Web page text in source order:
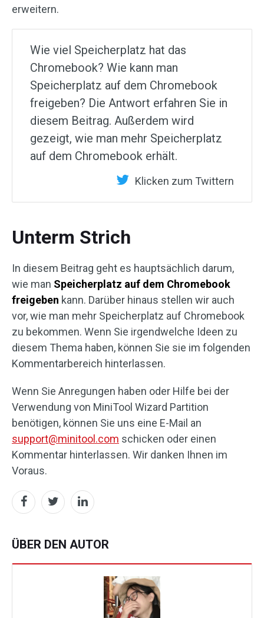
erweitern.
Wie viel Speicherplatz hat das
Chromebook? Wie kann man
Speicherplatz auf dem Chromebook
freigeben? Die Antwort erfahren Sie in
diesem Beitrag. Außerdem wird
gezeigt, wie man mehr Speicherplatz
auf dem Chromebook erhält.
Klicken zum Twittern
Unterm Strich
In diesem Beitrag geht es hauptsächlich darum,
wie man Speicherplatz auf dem Chromebook
freigeben kann. Darüber hinaus stellen wir auch
vor, wie man mehr Speicherplatz auf Chromebook
zu bekommen. Wenn Sie irgendwelche Ideen zu
diesem Thema haben, können Sie sie im folgenden
Kommentarbereich hinterlassen.
Wenn Sie Anregungen haben oder Hilfe bei der
Verwendung von MiniTool Wizard Partition
benötigen, können Sie uns eine E-Mail an
support@minitool.com schicken oder einen
Kommentar hinterlassen. Wir danken Ihnen im
Voraus.
ÜBER DEN AUTOR